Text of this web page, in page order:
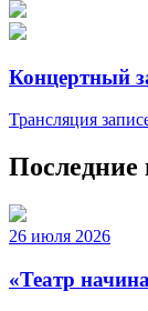
Концертный
Трансляция
26 июля 2026
«Театр